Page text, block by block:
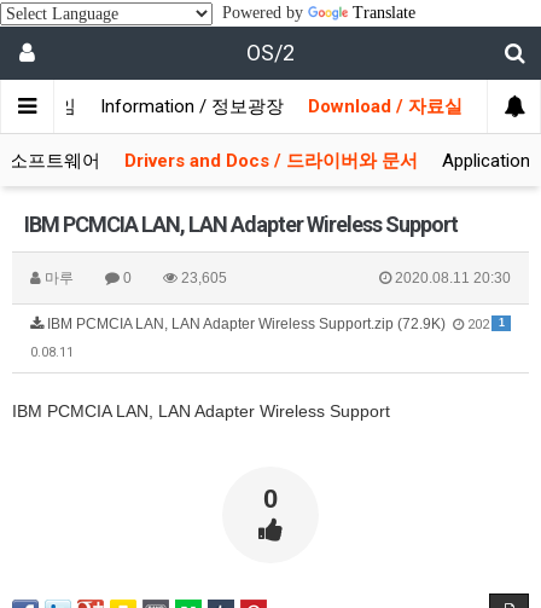
Powered by Translate
OS/2
자모임 Information / 정보광장 Download / 자료실
소프트웨어 Drivers and Docs / 드라이버와 문서
IBM PCMCIA LAN, LAN Adapter Wireless Support
마루 0 23,605 2020.08.11 20:30
1
IBM PCMCIA LAN, LAN Adapter Wireless Support.zip (72.9K)
202
0.08.11
IBM PCMCIA LAN, LAN Adapter Wireless Support
0